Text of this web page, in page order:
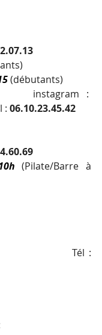
(débutants)
: 06.10.23.45.42
(Pilate/Barre à